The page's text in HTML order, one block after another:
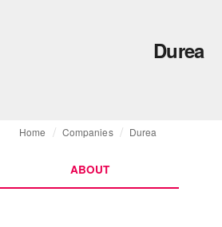
Durea
Home Companies Durea
ABOUT